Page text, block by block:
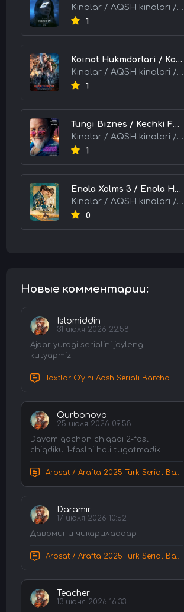
Kinolar / AQSH kinolari / Tarjima kinolar
1
Koinot Hukmdorlari / Koinot Himoyachilari / Koinot Egalari 2026 HD Uzbek tilida tas-ix tarjima kino skachat
Kinolar / AQSH kinolari / Tarjima kinolar
1
Tungi Biznes / Kechki Faoliyat / Tijorat 2026 HD Uzbek tilida Tarjima kino skachat tas-ix
Kinolar / AQSH kinolari / Tarjima kinolar
1
Enola Xolms 3 / Enola Holms 3 2026 HD Uzbek tilida Tarjima kino tas-ix skachat
Kinolar / AQSH kinolari / Tarjima kinolar
0
Новые комментарии:
Islomiddin
31 июля 2026 22:58
Ajdar yuragi serialini joyleng
kutyapmiz.
Taxtlar O'yini Aqsh Seriali Barcha Qismlar Uzbek tilida Tarjima Serial HD Skachat
Qurbonova
25 июля 2026 09:58
Davom qachon chiqadi 2-fasl
chiqdiku 1-faslni hali tugatmadik
Arosat / Arafta 2025 Turk Serial Barcha Qismlar Uzbek tilida Tarjima Serial tas-ix skachat
Daramir
17 июля 2026 10:52
Давомини чикарилаааар
Arosat / Arafta 2025 Turk Serial Barcha Qismlar Uzbek tilida Tarjima Serial tas-ix skachat
Teacher
13 июня 2026 16:33